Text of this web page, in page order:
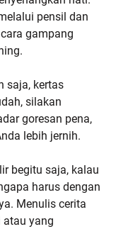
pensil dan
gampang
saja, kertas
silakan
goresan pena,
lebih jernih.
begitu saja, kalau
harus dengan
Menulis cerita
atau yang